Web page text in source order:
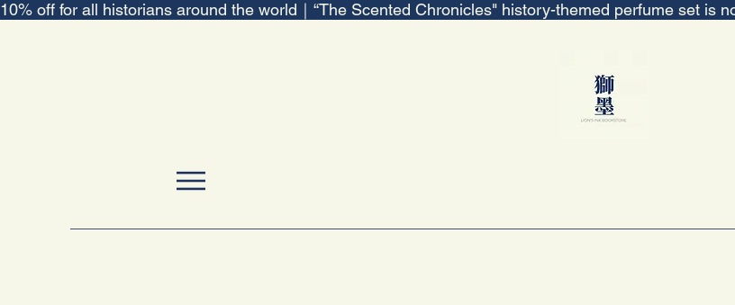
10% off for all historians around the world｜“The Scented Chronicles" history-themed perfume set is